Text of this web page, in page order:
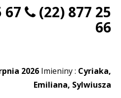
67
(22) 877 25
66
2026 Imieniny : Cyriaka,
Emiliana, Sylwiusza